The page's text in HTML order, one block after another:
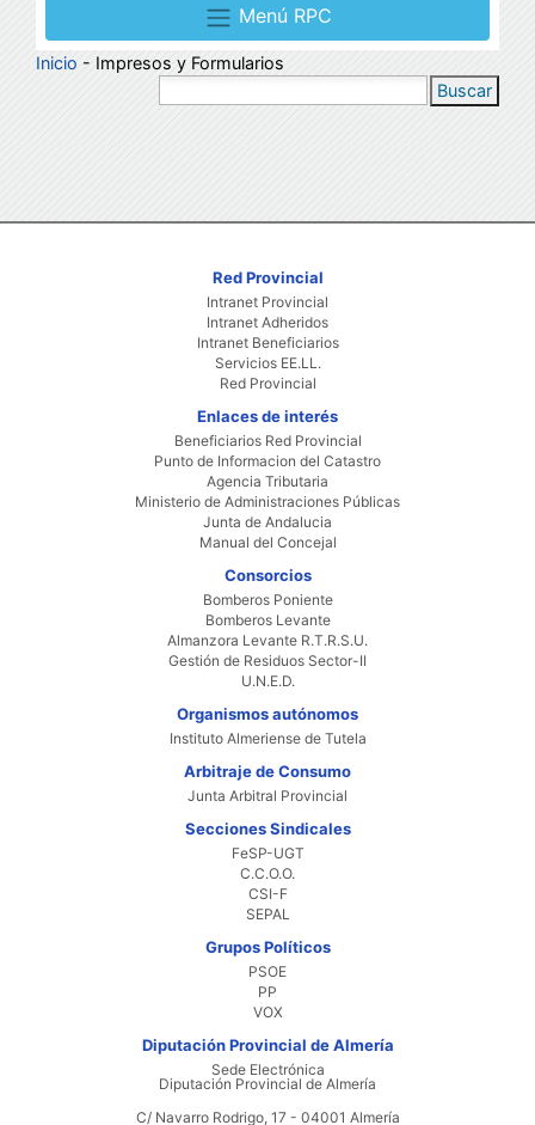
Menú RPC
Inicio - Impresos y Formularios
Buscar
Red Provincial
Intranet Provincial
Intranet Adheridos
Intranet Beneficiarios
Servicios EE.LL.
Red Provincial
Enlaces de interés
Beneficiarios Red Provincial
Punto de Informacion del Catastro
Agencia Tributaria
Ministerio de Administraciones Públicas
Junta de Andalucia
Manual del Concejal
Consorcios
Bomberos Poniente
Bomberos Levante
Almanzora Levante R.T.R.S.U.
Gestión de Residuos Sector-II
U.N.E.D.
Organismos autónomos
Instituto Almeriense de Tutela
Arbitraje de Consumo
Junta Arbitral Provincial
Secciones Sindicales
FeSP-UGT
C.C.O.O.
CSI-F
SEPAL
Grupos Políticos
PSOE
PP
VOX
Diputación Provincial de Almería
Sede Electrónica
Diputación Provincial de Almería
C/ Navarro Rodrigo, 17 - 04001 Almería